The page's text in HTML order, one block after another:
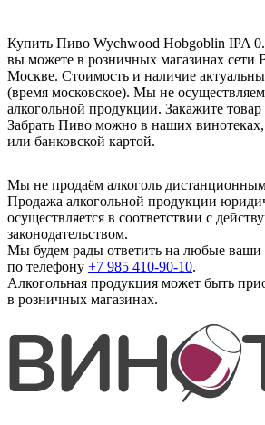
Купить Пиво Wychwood Hobgoblin IPA
вы можете в розничных магазинах сети
Москве. Стоимость и наличие
(время московское). Мы не
алкогольной продукции. Закажите
Забрать Пиво можно в наших
или банковской картой.
Мы не продаём алкоголь
Продажа алкогольной продукции
осуществляется в соответствии с
законодательством.
Мы будем рады ответить на любые ваши
по телефону +7 985 410-90-10.
Алкогольная продукция может быть
в розничных магазинах.